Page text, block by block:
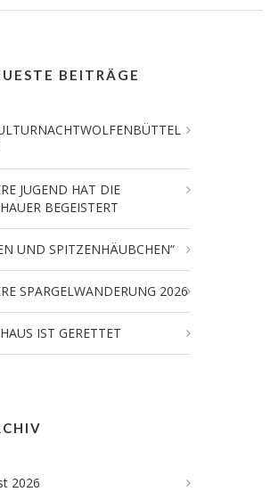
BEITRÄGE
JUGEND HAT DIE
BEGEISTERT
UND SPITZENHÄUBCHEN“
SPARGELWANDERUNG 2026
IST GERETTET
2026